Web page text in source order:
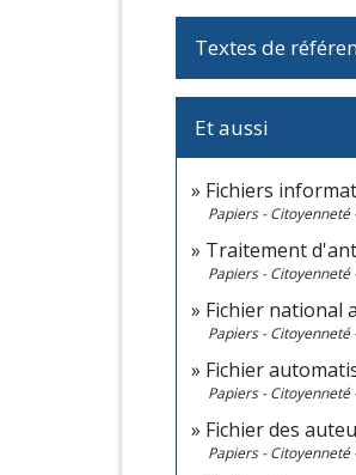
Textes de
Et aussi
Fichiers
Papiers - Citoyenneté
Traitement
Papiers - Citoyenneté
Fichier national
Papiers - Citoyenneté
Fichier
Papiers - Citoyenneté
Fichier des
Papiers - Citoyenneté